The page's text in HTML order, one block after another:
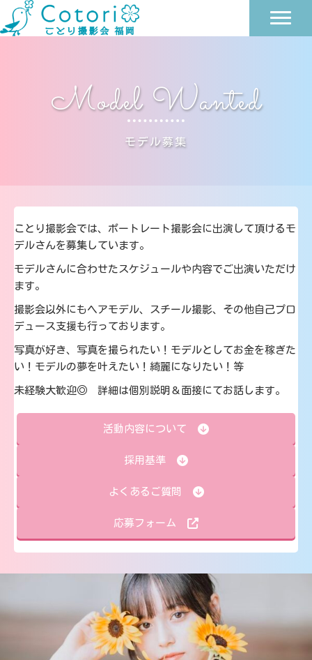
Model Wanted
モデル募集
ことり撮影会では、ポートレート撮影会に出演して頂けるモ
デルさんを募集しています。
モデルさんに合わせたスケジュールや内容でご出演いただけ
ます。
撮影会以外にもヘアモデル、スチール撮影、その他自己プロ
デュース支援も行っております。
写真が好き、写真を撮られたい！モデルとしてお金を稼ぎた
い！モデルの夢を叶えたい！綺麗になりたい！等
未経験大歓迎◎ 詳細は個別説明＆面接にてお話します。
活動内容について
採用基準
よくあるご質問
応募フォーム